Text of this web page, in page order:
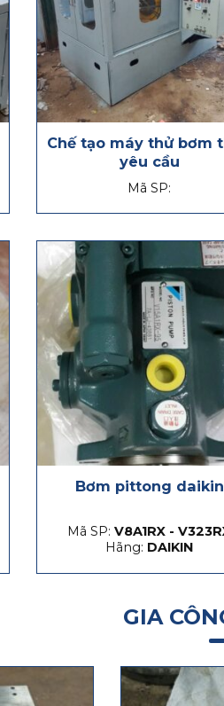
Chế tạo máy thử bơm
yêu cầu
Mã SP:
Bơm pittong daikin
Mã SP: V8A1RX -
Hãng: DAIKIN
GIA